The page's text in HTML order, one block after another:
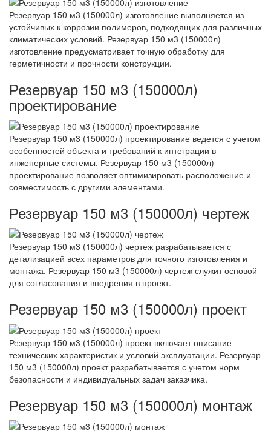
Резервуар 150 м3 (150000л) изготовление выполняется из
устойчивых к коррозии полимеров, подходящих для различных
климатических условий. Резервуар 150 м3 (150000л)
изготовление предусматривает точную обработку для
герметичности и прочности конструкции.
Резервуар 150 м3 (150000л)
проектирование
Резервуар 150 м3 (150000л) проектирование ведется с учетом
особенностей объекта и требований к интеграции в
инженерные системы. Резервуар 150 м3 (150000л)
проектирование позволяет оптимизировать расположение и
совместимость с другими элементами.
Резервуар 150 м3 (150000л) чертеж
Резервуар 150 м3 (150000л) чертеж разрабатывается с
детализацией всех параметров для точного изготовления и
монтажа. Резервуар 150 м3 (150000л) чертеж служит основой
для согласования и внедрения в проект.
Резервуар 150 м3 (150000л) проект
Резервуар 150 м3 (150000л) проект включает описание
технических характеристик и условий эксплуатации. Резервуар
150 м3 (150000л) проект разрабатывается с учетом норм
безопасности и индивидуальных задач заказчика.
Резервуар 150 м3 (150000л) монтаж